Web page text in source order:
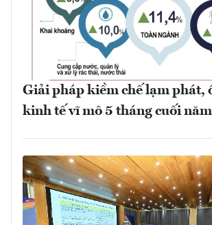
Giải pháp kiềm chế lạm phát,
kinh tế vĩ mô 5 tháng cuối năm